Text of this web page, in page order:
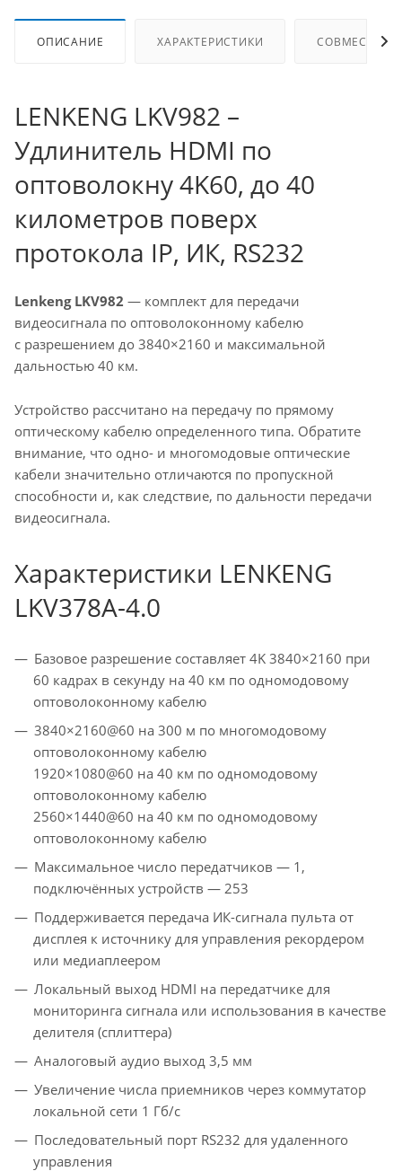
ОПИСАНИЕ ХАРАКТЕРИСТИКИ
LENKENG LKV982 –
Удлинитель HDMI по
оптоволокну 4K60, до 40
километров поверх
протокола IP, ИК, RS232
Lenkeng LKV982 — комплект для передачи
видеосигнала по оптоволоконному кабелю
с разрешением до 3840×2160 и максимальной
дальностью 40 км.
Устройство рассчитано на передачу по прямому
оптическому кабелю определенного типа. Обратите
внимание, что одно- и многомодовые оптические
кабели значительно отличаются по пропускной
способности и, как следствие, по дальности передачи
видеосигнала.
Характеристики LENKENG
LKV378A-4.0
Базовое разрешение составляет 4K 3840×2160 при
60 кадрах в секунду на 40 км по одномодовому
оптоволоконному кабелю
3840×2160@60 на 300 м по многомодовому
оптоволоконному кабелю
1920×1080@60 на 40 км по одномодовому
оптоволоконному кабелю
2560×1440@60 на 40 км по одномодовому
оптоволоконному кабелю
Максимальное число передатчиков — 1,
подключённых устройств — 253
Поддерживается передача ИК-сигнала пульта от
дисплея к источнику для управления рекордером
или медиаплеером
Локальный выход HDMI на передатчике для
мониторинга сигнала или использования в качестве
делителя (сплиттера)
Аналоговый аудио выход 3,5 мм
Увеличение числа приемников через коммутатор
локальной сети 1 Гб/с
Последовательный порт RS232 для удаленного
управления